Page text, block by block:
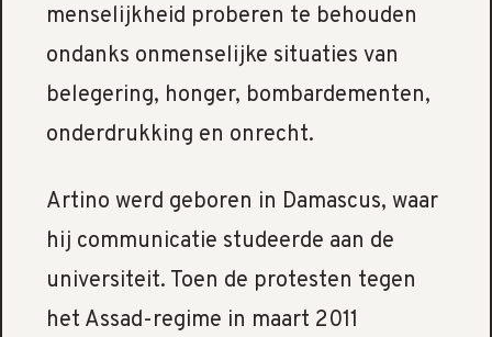
menselijkheid proberen te behouden
ondanks onmenselijke situaties van
belegering, honger, bombardementen,
onderdrukking en onrecht.
Artino werd geboren in Damascus, waar
hij communicatie studeerde aan de
universiteit. Toen de protesten tegen
het Assad-regime in maart 2011